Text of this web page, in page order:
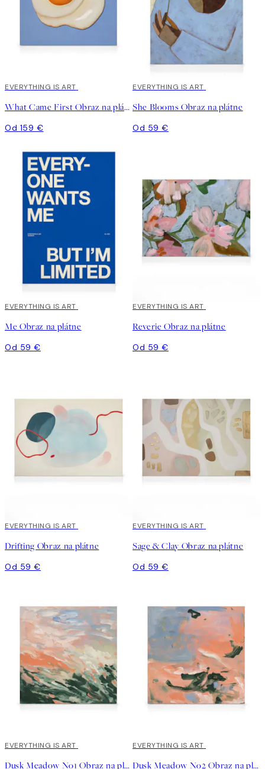
EVERYTHING IS ART
What Came First Obraz na plátne
Od 159 €
EVERYTHING IS ART
She Blooms Obraz na plátne
Od 59 €
EVERYTHING IS ART
Me Obraz na plátne
Od 59 €
EVERYTHING IS ART
Reverie Obraz na plátne
Od 59 €
EVERYTHING IS ART
Drifting Obraz na plátne
Od 59 €
EVERYTHING IS ART
Sage & Clay Obraz na plátne
Od 59 €
EVERYTHING IS ART
Dusk Meadow No1 Obraz na plátne
EVERYTHING IS ART
Dusk Meadow No2 Obraz na plátne